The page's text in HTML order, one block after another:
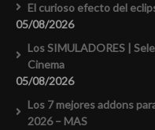
El curioso efecto del
05/08/2026
Los SIMULADORES |
Cinema
05/08/2026
Los 7 mejores addons
2026 – MAS